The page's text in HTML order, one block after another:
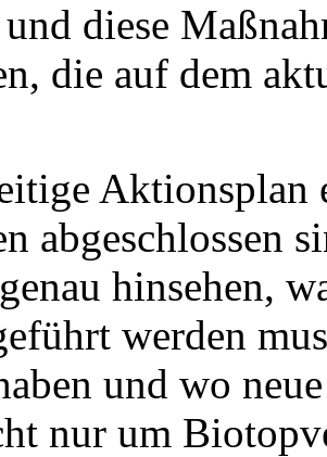
diese
die auf dem
Aktionsplan
abgeschlossen
hinsehen,
werden
und wo
nur um